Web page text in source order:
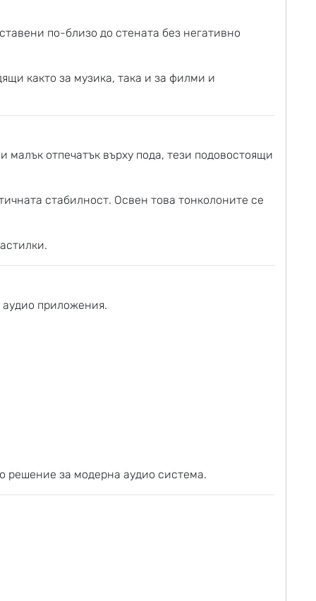
по-близо до стената без негативно
както за музика, така и за филми и
отпечатък върху пода, тези подовостоящи
стабилност. Освен това тонколоните се
приложения.
решение за модерна аудио система.